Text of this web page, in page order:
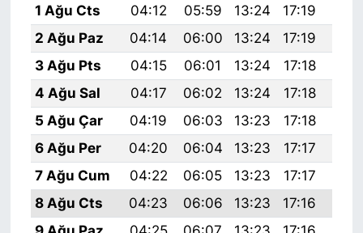
1 Ağu Cts
04:12 05:59 13:24 17:19
2 Ağu Paz
04:14 06:00 13:24 17:19
3 Ağu Pts
04:15 06:01 13:24 17:18
4 Ağu Sal
04:17 06:02 13:24 17:18
5 Ağu Çar
04:19 06:03 13:23 17:18
6 Ağu Per
04:20 06:04 13:23 17:17
7 Ağu Cum
04:22 06:05 13:23 17:17
8 Ağu Cts
04:23 06:06 13:23 17:16